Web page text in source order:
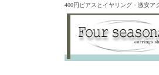
400円ピアスとイヤリング・激安ア